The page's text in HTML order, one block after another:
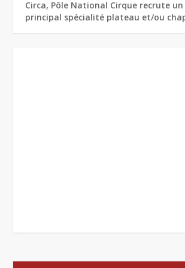
Circa, Pôle National Cirque recrute
principal spécialité plateau et/ou